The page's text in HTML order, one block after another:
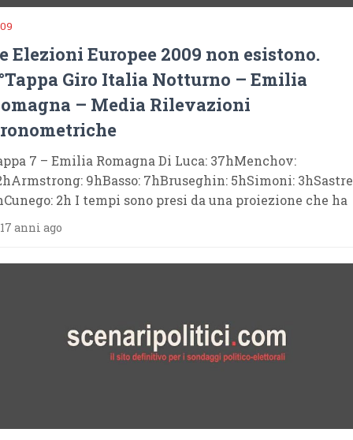
Elezioni Europee 2009 non esistono.
Giro Italia Notturno – Emilia
– Media Rilevazioni
7 – Emilia Romagna Di Luca: 37hMenchov:
9hBasso: 7hBruseghin: 5hSimoni:
2h I tempi sono presi da una proiezione che ha
anni ago